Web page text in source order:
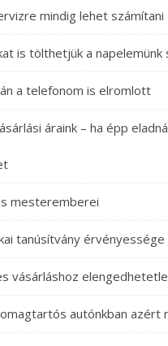
mindig lehet számítani
is tölthetjük a
a telefonom is elromlott
áraink – ha épp
mesteremberei
tanúsítvány
vásárláshoz
autónkban azért